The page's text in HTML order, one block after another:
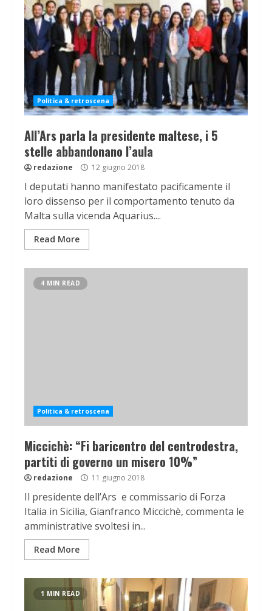
Politica & retroscena
All’Ars parla la presidente maltese, i 5
stelle abbandonano l’aula
redazione 12 giugno 2018
I deputati hanno manifestato pacificamente il
loro dissenso per il comportamento tenuto da
Malta sulla vicenda Aquarius....
Read More
4 MIN READ
Politica & retroscena
Miccichè: “Fi baricentro del centrodestra,
partiti di governo un misero 10%”
redazione 11 giugno 2018
Il presidente dell’Ars e commissario di Forza
Italia in Sicilia, Gianfranco Miccichè, commenta le
amministrative svoltesi in...
Read More
1 MIN READ